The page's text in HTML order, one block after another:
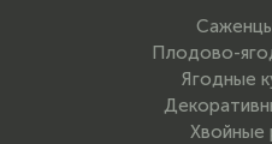
Плодово-
Ягодные
Хвойные